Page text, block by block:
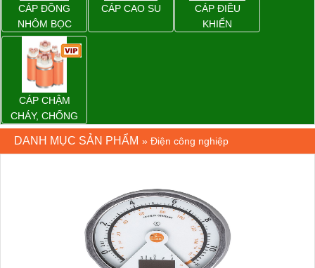
CÁP ĐỒNG
NHÔM BỌC
CÁP CAO SU
CÁP ĐIỀU
KHIỂN
CÁP CHẬM
CHÁY, CHỐNG
CHÁY
DANH MỤC SẢN PHẨM » Điện công nghiệp